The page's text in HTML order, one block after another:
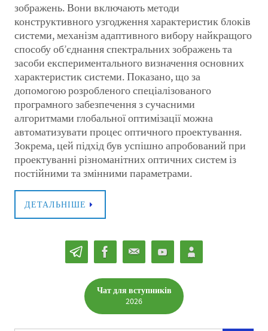
зображень. Вони включають методи
конструктивного узгодження характеристик блоків
системи, механізм адаптивного вибору найкращого
способу об’єднання спектральних зображень та
засоби експериментального визначення основних
характеристик системи. Показано, що за
допомогою розробленого спеціалізованого
програмного забезпечення з сучасними
алгоритмами глобальної оптимізації можна
автоматизувати процес оптичного проектування.
Зокрема, цей підхід був успішно апробований при
проектуванні різноманітних оптичних систем із
постійними та змінними параметрами.
ДЕТАЛЬНІШЕ
Чат для вступників
2026